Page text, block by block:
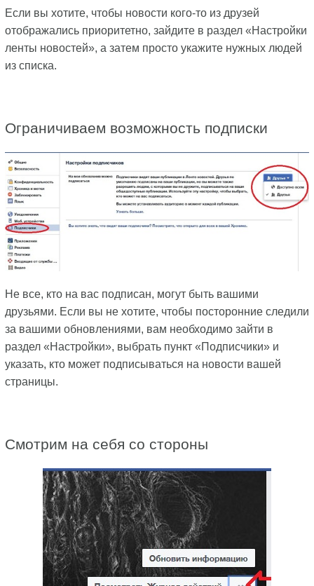
Если вы хотите, чтобы новости кого-то из друзей
отображались приоритетно, зайдите в раздел «Настройки
ленты новостей», а затем просто укажите нужных людей
из списка.
Ограничиваем возможность подписки
Не все, кто на вас подписан, могут быть вашими
друзьями. Если вы не хотите, чтобы посторонние следили
за вашими обновлениями, вам необходимо зайти в
раздел «Настройки», выбрать пункт «Подписчики» и
указать, кто может подписываться на новости вашей
страницы.
Смотрим на себя со стороны